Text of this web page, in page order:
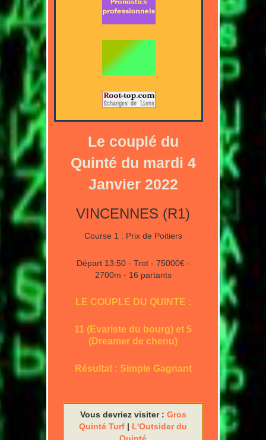
Le couplé du
Quinté du mardi 4
Janvier 2022
VINCENNES (R1)
Course 1 : Prix de Poitiers
Départ 13:50 - Trot - 75000€ -
2700m - 16 partants
LE COUPLE DU QUINTE :
11 (Evariste du bourg) et 5
(Dreamer de chenu)
Résultat : Simple Gagnant
Vous devriez visiter : Gros
Quinté Turf | L'Outsider du